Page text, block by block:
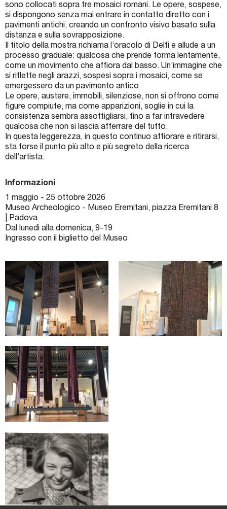
sono collocati sopra tre mosaici romani. Le opere, sospese,
si dispongono senza mai entrare in contatto diretto con i
pavimenti antichi, creando un confronto visivo basato sulla
distanza e sulla sovrapposizione.
Il titolo della mostra richiama l’oracolo di Delfi e allude a un
processo graduale: qualcosa che prende forma lentamente,
come un movimento che affiora dal basso. Un’immagine che
si riflette negli arazzi, sospesi sopra i mosaici, come se
emergessero da un pavimento antico.
Le opere, austere, immobili, silenziose, non si offrono come
figure compiute, ma come apparizioni, soglie in cui la
consistenza sembra assottigliarsi, fino a far intravedere
qualcosa che non si lascia afferrare del tutto.
In questa leggerezza, in questo continuo affiorare e ritirarsi,
sta forse il punto più alto e più segreto della ricerca
dell’artista.
Informazioni
1 maggio - 25 ottobre 2026
Museo Archeologico - Museo Eremitani, piazza Eremitani 8
| Padova
Dal lunedì alla domenica, 9-19
Ingresso con il biglietto del Museo